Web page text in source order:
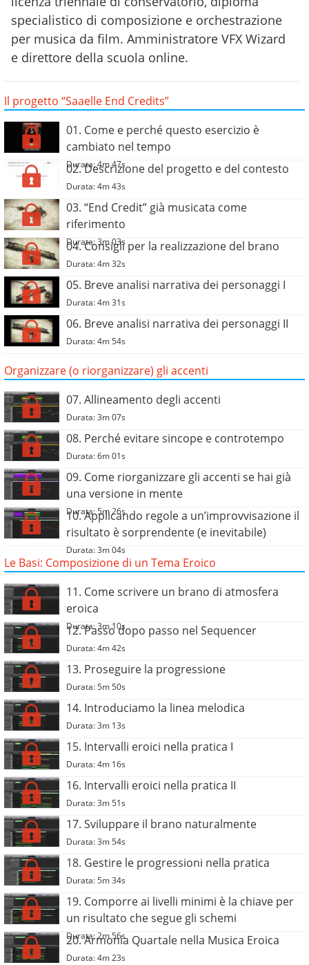
specialistico di composizione e orchestrazione
per musica da film. Amministratore VFX Wizard
e direttore della scuola online.
Il progetto “Saaelle End Credits”
01. Come e perché questo esercizio è
cambiato nel tempo
Durata: 4m 47s
02. Descrizione del progetto e del contesto
Durata: 4m 43s
03. “End Credit” già musicata come
riferimento
Durata: 3m 03s
04. Consigli per la realizzazione del brano
Durata: 4m 32s
05. Breve analisi narrativa dei personaggi I
Durata: 4m 31s
06. Breve analisi narrativa dei personaggi II
Durata: 4m 54s
Organizzare (o riorganizzare) gli accenti
07. Allineamento degli accenti
Durata: 3m 07s
08. Perché evitare sincope e controtempo
Durata: 6m 01s
09. Come riorganizzare gli accenti se hai già
una versione in mente
Durata: 5m 26s
10. Applicando regole a un’improvvisazione il
risultato è sorprendente (e inevitabile)
Durata: 3m 04s
Le Basi: Composizione di un Tema Eroico
11. Come scrivere un brano di atmosfera
eroica
Durata: 3m 10s
12. Passo dopo passo nel Sequencer
Durata: 4m 42s
13. Proseguire la progressione
Durata: 5m 50s
14. Introduciamo la linea melodica
Durata: 3m 13s
15. Intervalli eroici nella pratica I
Durata: 4m 16s
16. Intervalli eroici nella pratica II
Durata: 3m 51s
17. Sviluppare il brano naturalmente
Durata: 3m 54s
18. Gestire le progressioni nella pratica
Durata: 5m 34s
19. Comporre ai livelli minimi è la chiave per
un risultato che segue gli schemi
Durata: 2m 56s
20. Armonia Quartale nella Musica Eroica
Durata: 4m 23s